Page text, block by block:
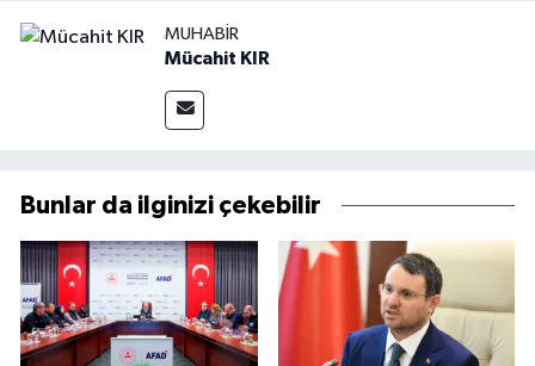
MUHABIR
Mücahit KIR
Bunlar da ilginizi çekebilir